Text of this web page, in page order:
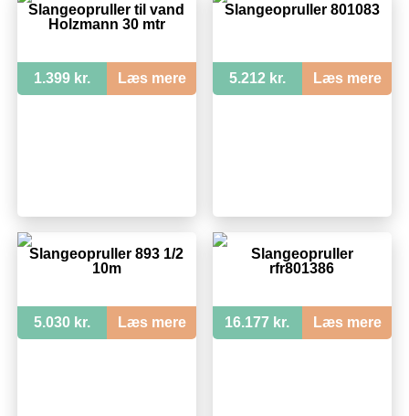
Slangeopruller til vand
Holzmann 30 mtr
1.399 kr. Læs mere
Slangeopruller 801083
5.212 kr. Læs mere
Slangeopruller 893 1/2
10m
5.030 kr. Læs mere
Slangeopruller
rfr801386
16.177 kr. Læs mere